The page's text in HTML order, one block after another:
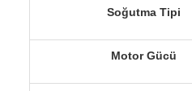
Soğutma Tipi
Motor Gücü